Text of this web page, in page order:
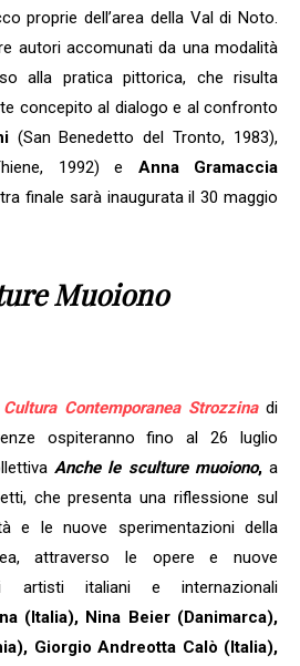
proprie dell’area della Val di Noto.
autori accomunati da una modalità
alla pratica pittorica, che risulta
concepito al dialogo e al confronto
(San Benedetto del Tronto, 1983),
1992) e Anna Gramaccia
finale sarà inaugurata il 30 maggio
Muoiono
Contemporanea Strozzina di
ospiteranno fino al 26 luglio
Anche le sculture muoiono, a
che presenta una riflessione sul
e le nuove sperimentazioni della
attraverso le opere e nuove
artisti italiani e internazionali
(Italia), Nina Beier (Danimarca),
Giorgio Andreotta Calò (Italia),